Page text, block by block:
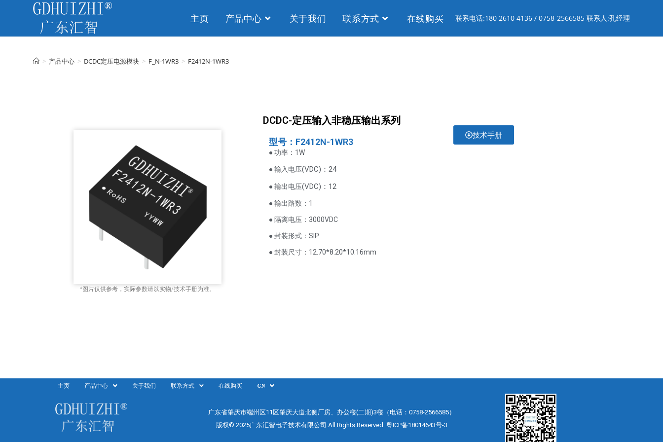
联系电话:180 2610 4136 / 0758-2566585 联系人:孔经理
主页 产品中心 关于我们 联系方式 在线购买
> 产品中心 > DCDC定压电源模块 > F_N-1WR3 > F2412N-1WR3
DCDC-定压输入非稳压输出系列
*图片仅供参考，实际参数请以实物/技术手册为准。
型号：F2412N-1WR3
● 功率：1W
● 输入电压(VDC)：24
● 输出电压(VDC) ：12
● 输出路数：1
● 隔离电压：3000VDC
● 封装形式：SIP
● 封装尺寸：12.70*8.20*10.16mm
技术手册
主页 产品中心 关于我们 联系方式 在线购买 CN
广东省肇庆市端州区11区肇庆大道北侧厂房、办公楼(二期)3楼（电话：0758-2566585）
版权© 2025广东汇智电子技术有限公司.All Rights Reserved 粤ICP备18014643号-3